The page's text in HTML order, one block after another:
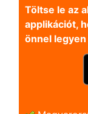
Töltse le az
applikációt,
önnel